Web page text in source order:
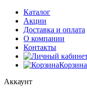
Каталог
Акции
Доставка и оплата
О компании
Контакты
Корзина
Аккаунт